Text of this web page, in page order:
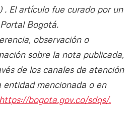
. El artículo fue curado por un
Bogotá.
observación o
sobre la nota publicada,
de los canales de atención
entidad mencionada o en
https://bogota.gov.co/sdqs/.